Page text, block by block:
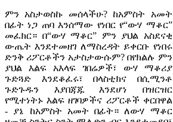
ምን አስታወስኩ መሰላችሁ? ከአምስት አመት
በፊት ነጋ ጠባ እንሰማው የነበር የ“ውሃ ማቆር”
መፈክር። በ“ውሃ ማቆር” ምን ያህል አስደናቂ
ውጤት እንደተመዘገ ለማስረዳት ይቀርቡ የነበሩ
ድንቅ ሪፖርቶችን አታስታውሱም? በየክልሉ ምን
ያህል እልፍ አእላፍ ገበሬዎች፣ ውሃ ማቆሪያ
ጉድጓድ እንደቆፈሩ፣ በላስቲክና በሲሚንቶ
ጉድጉዱን እያበጃጁ እንደሆነ በዝርዝር
የሚተነትኑ እልፍ ዘገባዎችና ሪፖርቶች ቀርበዋል
- ያኔ ከአምስት አመት በፊት። ለውሃ ማቆር